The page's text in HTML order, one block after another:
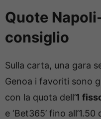
Quote
consiglio
Sulla carta, una gara
Genoa i favoriti sono
con la quota dell’1
e ‘Bet365’ fino all’1.50